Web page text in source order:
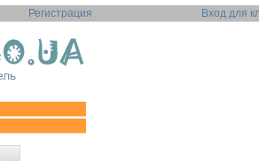
Регистрация Вход для